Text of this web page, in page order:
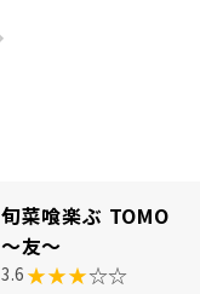
旬菜喰楽ぶ TOMO
～友～
3.6 ★★★☆☆